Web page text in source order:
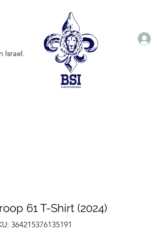
Israel.
61 T-Shirt (2024)
364215376135191